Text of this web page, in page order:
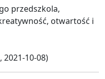
przedszkola,
otwartość i
2021-10-08)